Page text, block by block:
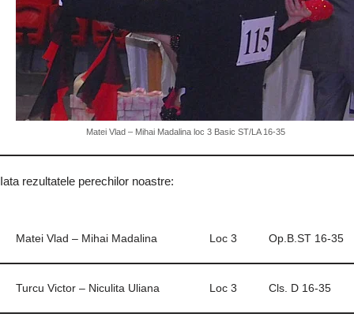
Matei Vlad – Mihai Madalina loc 3 Basic ST/LA 16-35
Iata rezultatele perechilor noastre:
Matei Vlad – Mihai Madalina Loc 3 Op.B.ST 16-35
Turcu Victor – Niculita Uliana Loc 3 Cls. D 16-35